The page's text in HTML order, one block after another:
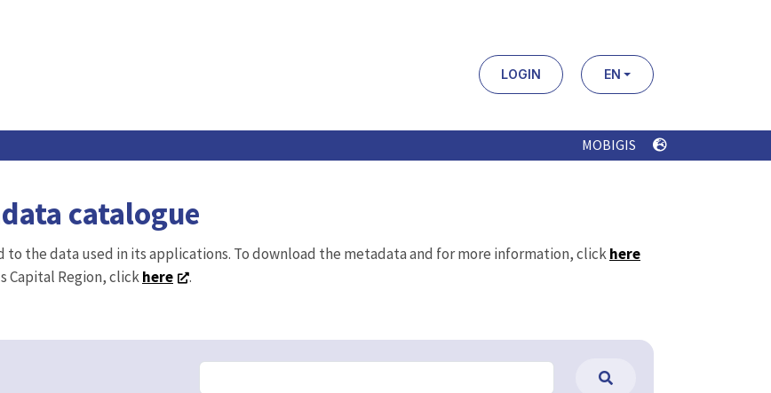
LOGIN EN
MOBIGIS
catalogue
to the data used in its applications. To download the metadata and for more information, clickhere
Capital Region, clickhere .